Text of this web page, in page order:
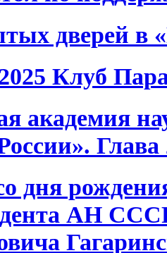
дверей в
Клуб
академия
Глава
дня
АН